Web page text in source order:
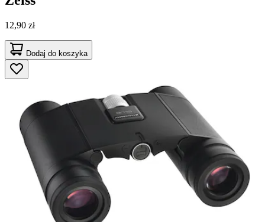
12,90 zł
Dodaj do koszyka